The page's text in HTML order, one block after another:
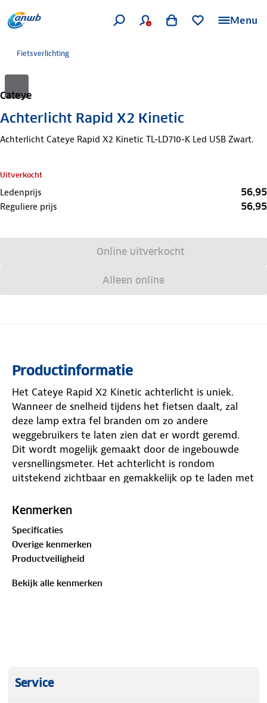
Menu
Fietsverlichting
Cateye
Achterlicht Rapid X2 Kinetic
Achterlicht Cateye Rapid X2 Kinetic TL-LD710-K Led USB Zwart.
Uitverkocht
Ledenprijs 56,95
Reguliere prijs 56,95
Online uitverkocht
Alleen online
Productinformatie
Het Cateye Rapid X2 Kinetic achterlicht is uniek.
Wanneer de snelheid tijdens het fietsen daalt, zal
deze lamp extra fel branden om zo andere
weggebruikers te laten zien dat er wordt geremd.
Dit wordt mogelijk gemaakt door de ingebouwde
versnellingsmeter. Het achterlicht is rondom
uitstekend zichtbaar en gemakkelijk op te laden met
Kenmerken
Specificaties
Overige kenmerken
Productveiligheid
Bekijk alle kenmerken
Service